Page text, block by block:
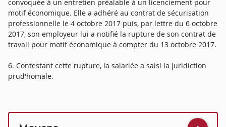
convoquée à un entretien préalable à un licenciement pour
motif économique. Elle a adhéré au contrat de sécurisation
professionnelle le 4 octobre 2017 puis, par lettre du 6 octobre
2017, son employeur lui a notifié la rupture de son contrat de
travail pour motif économique à compter du 13 octobre 2017.
6. Contestant cette rupture, la salariée a saisi la juridiction
prud'homale.